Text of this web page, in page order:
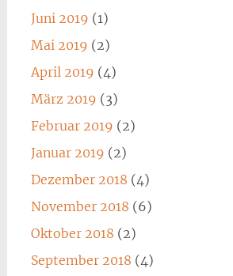
Juni 2019 (1)
Mai 2019 (2)
April 2019 (4)
März 2019 (3)
Februar 2019 (2)
Januar 2019 (2)
Dezember 2018 (4)
November 2018 (6)
Oktober 2018 (2)
September 2018 (4)